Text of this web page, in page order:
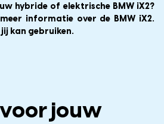
hybride of elektrische BMW iX2?
informatie over de BMW iX2.
kan gebruiken.
jouw